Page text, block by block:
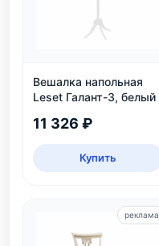
Вешалка напольная
Leset Галант-3, белый
11 326 ₽
Купить
реклама